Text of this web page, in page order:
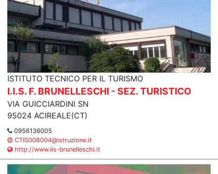
ISTITUTO TECNICO PER IL TURISMO
I.I.S. F. BRUNELLESCHI - SEZ. TURISTICO
VIA GUICCIARDINI SN
95024 ACIREALE(CT)
0956136005
CTIS008004@istruzione.it
http://www.iis-brunelleschi.it